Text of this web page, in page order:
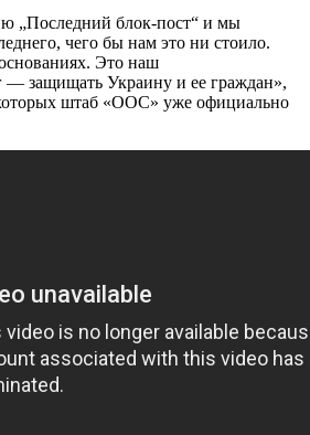
„Последний блок-пост“ и мы
чего бы нам это ни стоило.
Это наш
— защищать Украину и ее граждан»,
штаб «ООС» уже официально